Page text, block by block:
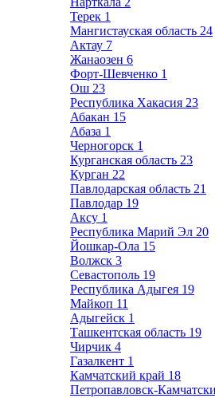
Терек 1
Мангистауская область 24
Актау 7
Жанаозен 6
Форт-Шевченко 1
Ош 23
Республика Хакасия 23
Абакан 15
Абаза 1
Черногорск 1
Курганская область 23
Курган 22
Павлодарская область 21
Павлодар 19
Аксу 1
Республика Марий Эл 20
Йошкар-Ола 15
Волжск 3
Севастополь 19
Республика Адыгея 19
Майкоп 11
Адыгейск 1
Ташкентская область 19
Чирчик 4
Газалкент 1
Камчатский край 18
Петропавловск-